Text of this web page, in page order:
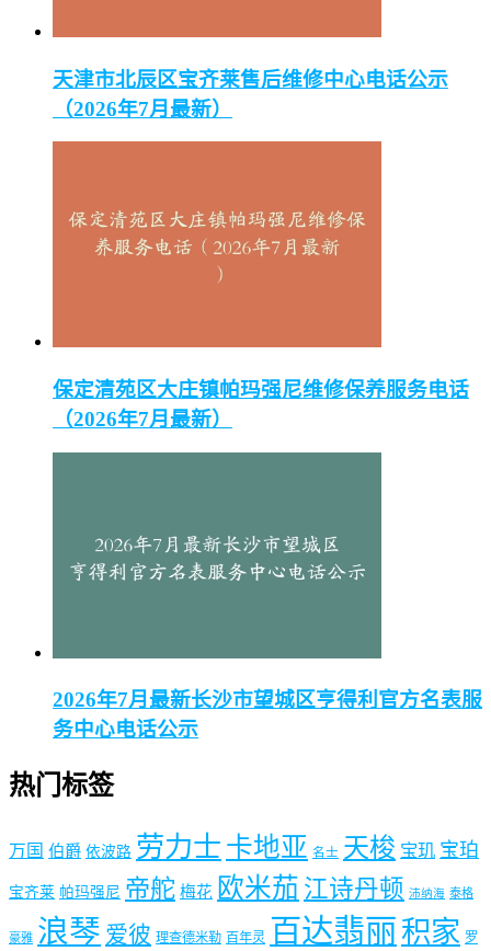
天津市北辰区宝齐莱售后维修中心电话公示
（2026年7月最新）
保定清苑区大庄镇帕玛强尼维修保养服务电话
（2026年7月最新）
2026年7月最新长沙市望城区亨得利官方名表服
务中心电话公示
热门标签
万国 伯爵 依波路 劳力士 卡地亚 名士 天梭 宝玑 宝珀
宝齐莱 帕玛强尼 帝舵 梅花 欧米茄 江诗丹顿 沛纳海 泰格
豪雅 浪琴 爱彼 理查德米勒 百年灵 百达翡丽 积家 罗